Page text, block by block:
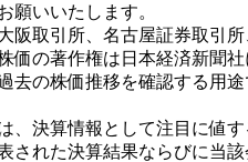
願いいたします。
取引所、名古屋証券取引所
の著作権は日本経済新聞社
去の株価推移を確認する用
、決算情報として注目に値
された決算結果ならびに当